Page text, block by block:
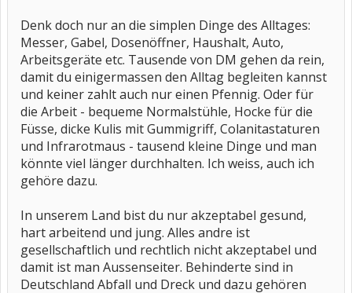
Denk doch nur an die simplen Dinge des Alltages:
Messer, Gabel, Dosenöffner, Haushalt, Auto,
Arbeitsgeräte etc. Tausende von DM gehen da rein,
damit du einigermassen den Alltag begleiten kannst
und keiner zahlt auch nur einen Pfennig. Oder für
die Arbeit - bequeme Normalstühle, Hocke für die
Füsse, dicke Kulis mit Gummigriff, Colanitastaturen
und Infrarotmaus - tausend kleine Dinge und man
könnte viel länger durchhalten. Ich weiss, auch ich
gehöre dazu.
In unserem Land bist du nur akzeptabel gesund,
hart arbeitend und jung. Alles andre ist
gesellschaftlich und rechtlich nicht akzeptabel und
damit ist man Aussenseiter. Behinderte sind in
Deutschland Abfall und Dreck und dazu gehören